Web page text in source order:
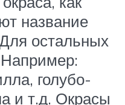
название
остальных
голубо-
и т.д. Окрасы